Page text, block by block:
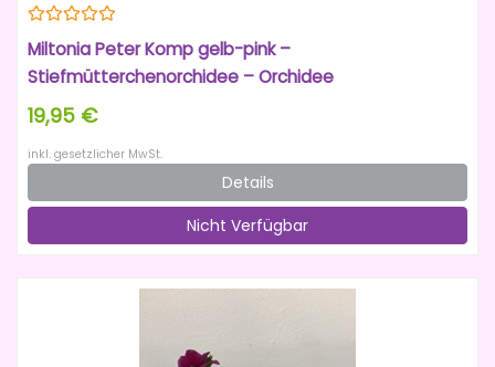
Miltonia Peter Komp gelb-pink –
Stiefmütterchenorchidee – Orchidee
19,95 €
inkl. gesetzlicher MwSt.
Details
Nicht Verfügbar